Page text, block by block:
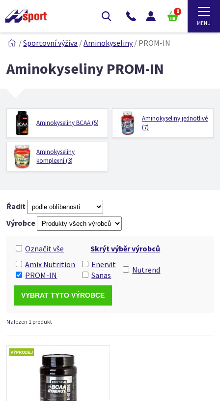
0
/Sportovní výživa /Aminokyseliny/ PROM-IN
Aminokyseliny PROM-IN
Aminokyseliny BCAA (5)
Aminokyseliny jednotlivé
(7)
Aminokyseliny
komplexní (3)
Řadit
Výrobce
Skrýt výběr výrobců
Označit vše
Amix Nutrition
PROM-IN
Enervit
Sanas
Nutrend
Nalezen 1 produkt